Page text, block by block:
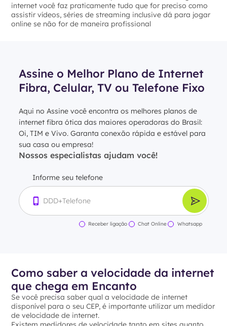
internet você faz praticamente tudo que for preciso como
assistir vídeos, séries de streaming inclusive dá para jogar
online se não for de maneira profissional
Assine o Melhor Plano de Internet
Fibra, Celular, TV ou Telefone Fixo
Aqui no Assine você encontra os melhores planos de
internet fibra ótica das maiores operadoras do Brasil:
Oi, TIM e Vivo. Garanta conexão rápida e estável para
sua casa ou empresa!
Nossos especialistas ajudam você!
Informe seu telefone
Receber ligação Chat Online Whatsapp
Como saber a velocidade da internet
que chega em Encanto
Se você precisa saber qual a velocidade de internet
disponível para o seu CEP, é importante utilizar um medidor
de velocidade de internet.